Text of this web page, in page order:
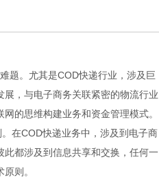
题。尤其是COD快递行业，涉及巨
，与电子商务关联紧密的物流行业
的思维构建业务和资金管理模式。
在COD快递业务中，涉及到电子商
都涉及到信息共享和交换，任何一
则。